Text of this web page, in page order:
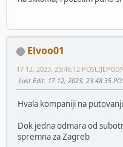
Elvoo01
17 12, 2023, 23:46:12
Last Edit: 17 12, 2023, 23:48:35
Hvala kompaniji na
Dok jedna odmara od
spremna za Zagreb